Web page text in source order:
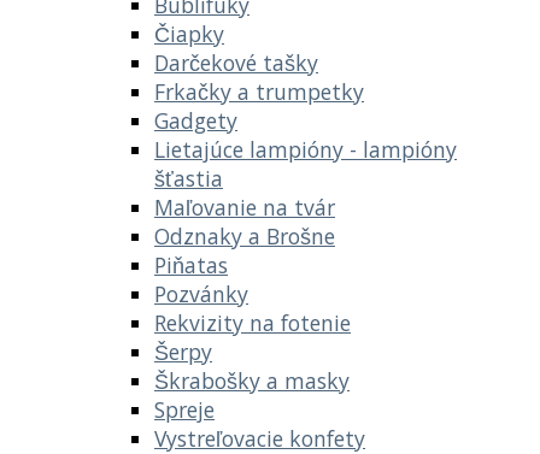
Čiapky
Darčekové tašky
Frkačky a trumpetky
Gadgety
Lietajúce lampióny - lampióny
šťastia
Maľovanie na tvár
Odznaky a Brošne
Piňatas
Pozvánky
Rekvizity na fotenie
Šerpy
Škrabošky a masky
Spreje
Vystreľovacie konfety